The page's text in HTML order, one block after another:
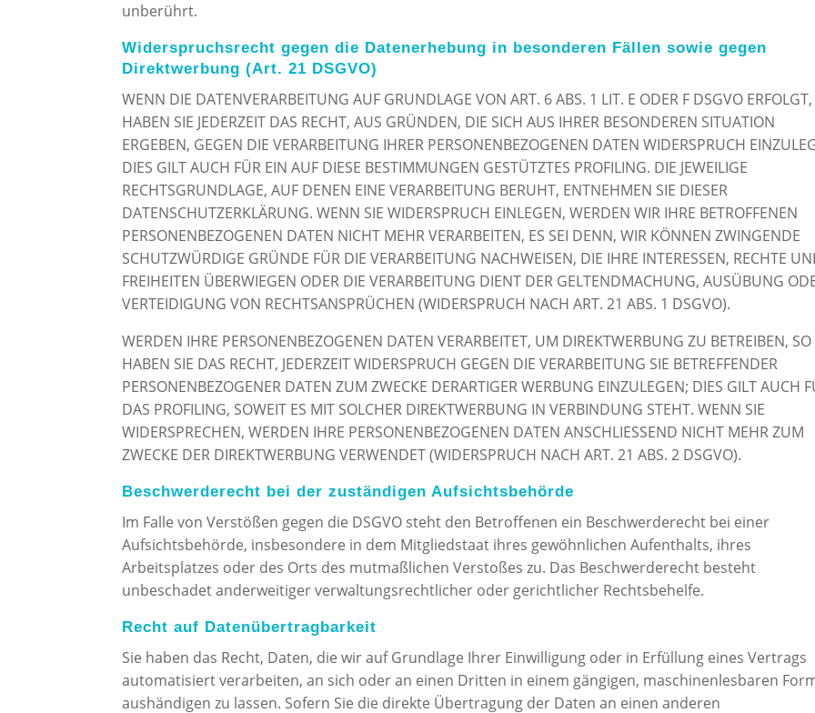
unberührt.
Widerspruchsrecht gegen die Datenerhebung in besonderen Fällen sowie gegen
Direktwerbung (Art. 21 DSGVO)
WENN DIE DATENVERARBEITUNG AUF GRUNDLAGE VON ART. 6 ABS. 1 LIT. E ODER F DSGVO ERFOLGT,
HABEN SIE JEDERZEIT DAS RECHT, AUS GRÜNDEN, DIE SICH AUS IHRER BESONDEREN SITUATION
ERGEBEN, GEGEN DIE VERARBEITUNG IHRER PERSONENBEZOGENEN DATEN WIDERSPRUCH
DIES GILT AUCH FÜR EIN AUF DIESE BESTIMMUNGEN GESTÜTZTES PROFILING. DIE JEWEILIGE
RECHTSGRUNDLAGE, AUF DENEN EINE VERARBEITUNG BERUHT, ENTNEHMEN SIE DIESER
DATENSCHUTZERKLÄRUNG. WENN SIE WIDERSPRUCH EINLEGEN, WERDEN WIR IHRE BETROFFENEN
PERSONENBEZOGENEN DATEN NICHT MEHR VERARBEITEN, ES SEI DENN, WIR KÖNNEN ZWINGENDE
SCHUTZWÜRDIGE GRÜNDE FÜR DIE VERARBEITUNG NACHWEISEN, DIE IHRE INTERESSEN, RECHTE
FREIHEITEN ÜBERWIEGEN ODER DIE VERARBEITUNG DIENT DER GELTENDMACHUNG, AUSÜBUNG
VERTEIDIGUNG VON RECHTSANSPRÜCHEN (WIDERSPRUCH NACH ART. 21 ABS. 1 DSGVO).
WERDEN IHRE PERSONENBEZOGENEN DATEN VERARBEITET, UM DIREKTWERBUNG ZU BETREIBEN, SO
HABEN SIE DAS RECHT, JEDERZEIT WIDERSPRUCH GEGEN DIE VERARBEITUNG SIE BETREFFENDER
PERSONENBEZOGENER DATEN ZUM ZWECKE DERARTIGER WERBUNG EINZULEGEN; DIES GILT AUCH
DAS PROFILING, SOWEIT ES MIT SOLCHER DIREKTWERBUNG IN VERBINDUNG STEHT. WENN SIE
WIDERSPRECHEN, WERDEN IHRE PERSONENBEZOGENEN DATEN ANSCHLIESSEND NICHT MEHR ZUM
ZWECKE DER DIREKTWERBUNG VERWENDET (WIDERSPRUCH NACH ART. 21 ABS. 2 DSGVO).
Beschwerderecht bei der zuständigen Aufsichtsbehörde
Im Falle von Verstößen gegen die DSGVO steht den Betroffenen ein Beschwerderecht bei einer
Aufsichtsbehörde, insbesondere in dem Mitgliedstaat ihres gewöhnlichen Aufenthalts, ihres
Arbeitsplatzes oder des Orts des mutmaßlichen Verstoßes zu. Das Beschwerderecht besteht
unbeschadet anderweitiger verwaltungsrechtlicher oder gerichtlicher Rechtsbehelfe.
Recht auf Datenübertragbarkeit
Sie haben das Recht, Daten, die wir auf Grundlage Ihrer Einwilligung oder in Erfüllung eines Vertrags
automatisiert verarbeiten, an sich oder an einen Dritten in einem gängigen, maschinenlesbaren
aushändigen zu lassen. Sofern Sie die direkte Übertragung der Daten an einen anderen